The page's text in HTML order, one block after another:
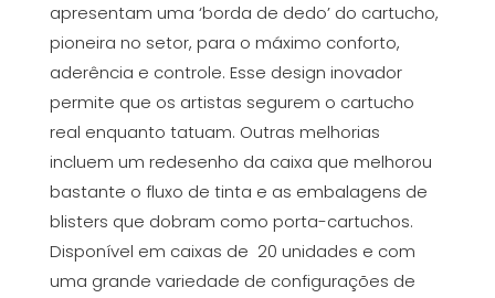
apresentam uma ‘borda de dedo’ do cartucho,
pioneira no setor, para o máximo conforto,
aderência e controle. Esse design inovador
permite que os artistas segurem o cartucho
real enquanto tatuam. Outras melhorias
incluem um redesenho da caixa que melhorou
bastante o fluxo de tinta e as embalagens de
blisters que dobram como porta-cartuchos.
Disponível em caixas de 20 unidades e com
uma grande variedade de configurações de